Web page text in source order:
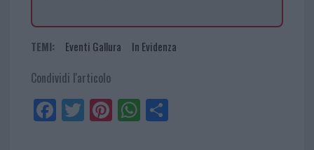
TEMI: Eventi Gallura In Evidenza
Condividi l'articolo
Fa
ce
Tw
itt
Pi
nt
W
ha
Sh